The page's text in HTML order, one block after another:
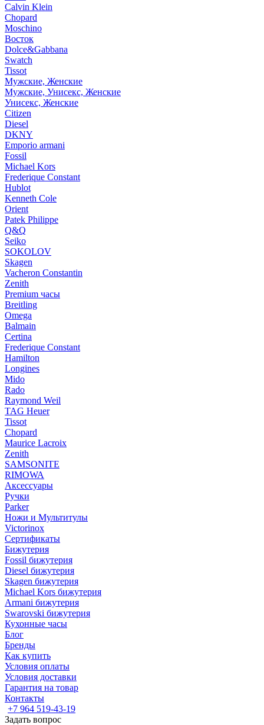
Calvin Klein
Chopard
Moschino
Восток
Dolce&Gabbana
Swatch
Tissot
Мужские, Женские
Мужские, Унисекс, Женские
Унисекс, Женские
Citizen
Diesel
DKNY
Emporio armani
Fossil
Michael Kors
Frederique Constant
Hublot
Kenneth Cole
Orient
Patek Philippe
Q&Q
Seiko
SOKOLOV
Skagen
Vacheron Constantin
Zenith
Premium часы
Breitling
Omega
Balmain
Certina
Frederique Constant
Hamilton
Longines
Mido
Rado
Raymond Weil
TAG Heuer
Tissot
Chopard
Maurice Lacroix
Zenith
SAMSONITE
RIMOWA
Аксессуары
Ручки
Parker
Ножи и Мультитулы
Victorinox
Сертификаты
Бижутерия
Fossil бижутерия
Diesel бижутерия
Skagen бижутерия
Michael Kors бижутерия
Armani бижутерия
Swarovski бижутерия
Кухонные часы
Блог
Бренды
Как купить
Условия оплаты
Условия доставки
Гарантия на товар
Контакты
+7 964 519-43-19
Задать вопрос